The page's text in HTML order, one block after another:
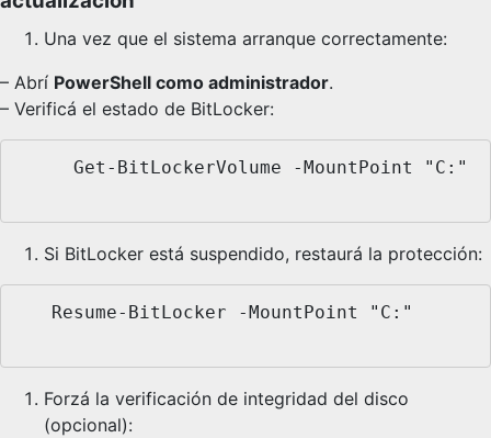
Una vez que el sistema arranque correctamente:
– Abrí PowerShell como administrador.
– Verificá el estado de BitLocker:
Si BitLocker está suspendido, restaurá la protección:
Forzá la verificación de integridad del disco
(opcional):